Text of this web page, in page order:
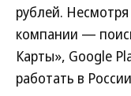
рублей.
компании —
Карты», Google
работать в